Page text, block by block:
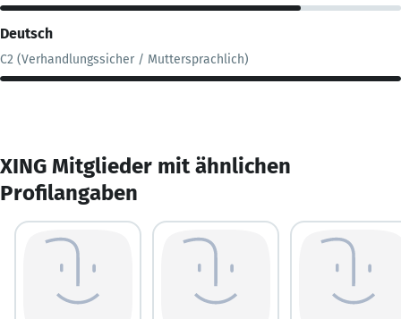
Deutsch
C2 (Verhandlungssicher / Muttersprachlich)
XING Mitglieder mit ähnlichen
Profilangaben